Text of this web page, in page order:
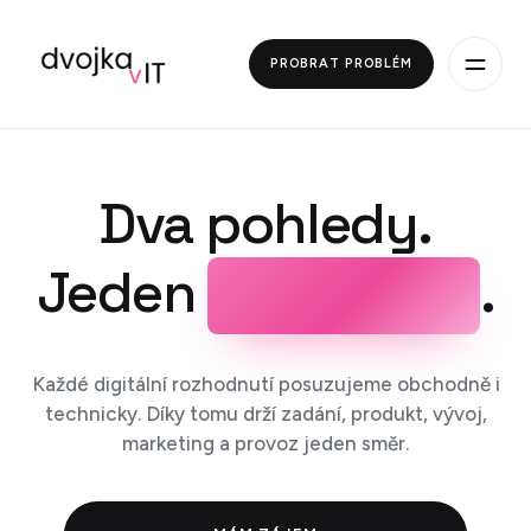
PROBRAT PROBLÉM
Dva pohledy.
Jeden
.
Každé digitální rozhodnutí posuzujeme obchodně i
technicky. Díky tomu drží zadání, produkt, vývoj,
marketing a provoz jeden směr.